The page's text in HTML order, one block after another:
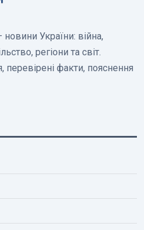
України: війна,
регіони та світ.
перевірені факти, пояснення